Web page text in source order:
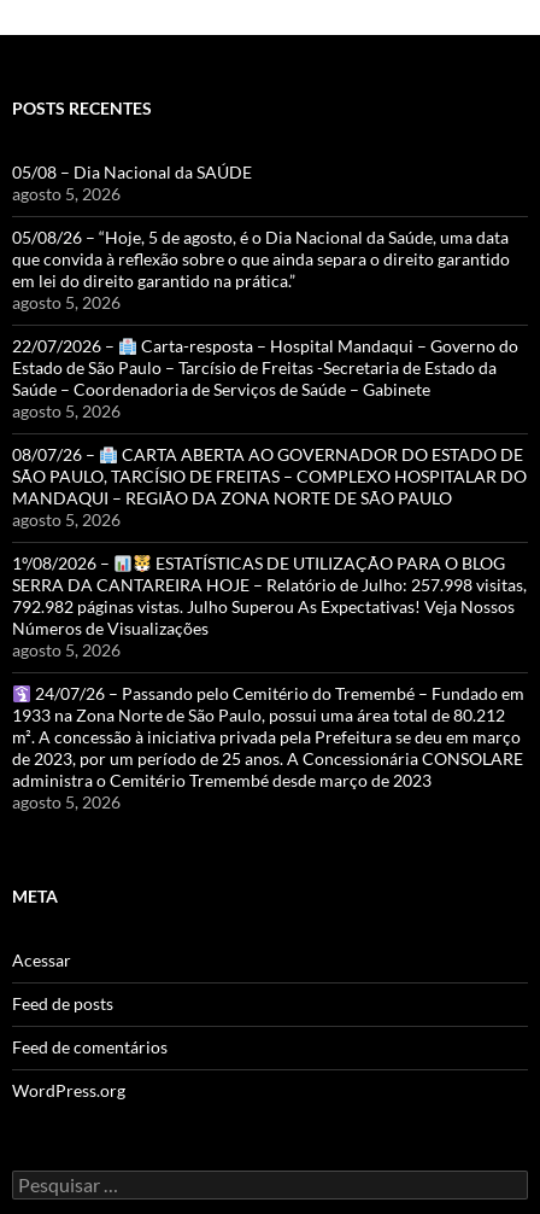
POSTS RECENTES
05/08 – Dia Nacional da SAÚDE
agosto 5, 2026
05/08/26 – “Hoje, 5 de agosto, é o Dia Nacional da Saúde, uma data
que convida à reflexão sobre o que ainda separa o direito garantido
em lei do direito garantido na prática.”
agosto 5, 2026
22/07/2026 –
Carta-resposta – Hospital Mandaqui – Governo do
Estado de São Paulo – Tarcísio de Freitas -Secretaria de Estado da
Saúde – Coordenadoria de Serviços de Saúde – Gabinete
agosto 5, 2026
08/07/26 –
CARTA ABERTA AO GOVERNADOR DO ESTADO DE
SÃO PAULO, TARCÍSIO DE FREITAS – COMPLEXO HOSPITALAR DO
MANDAQUI – REGIÃO DA ZONA NORTE DE SÃO PAULO
agosto 5, 2026
1º/08/2026 –
ESTATÍSTICAS DE UTILIZAÇÃO PARA O BLOG
SERRA DA CANTAREIRA HOJE – Relatório de Julho: 257.998 visitas,
792.982 páginas vistas. Julho Superou As Expectativas! Veja Nossos
Números de Visualizações
agosto 5, 2026
24/07/26 – Passando pelo Cemitério do Tremembé – Fundado em
1933 na Zona Norte de São Paulo, possui uma área total de 80.212
m². A concessão à iniciativa privada pela Prefeitura se deu em março
de 2023, por um período de 25 anos. A Concessionária CONSOLARE
administra o Cemitério Tremembé desde março de 2023
agosto 5, 2026
META
Acessar
Feed de posts
Feed de comentários
WordPress.org
Pesquisar
por: